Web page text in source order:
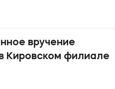
вручение
Кировском филиале